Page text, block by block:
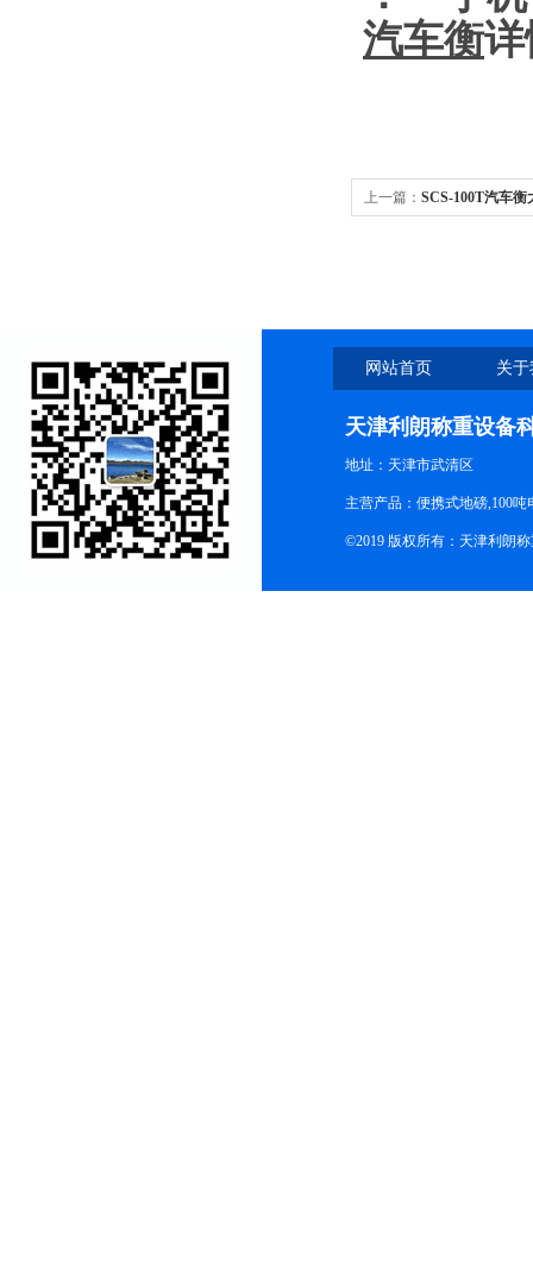
汽车衡
上一篇： SCS-100T汽车
网站首页 关
天津利朗称重设备
地址：天津市武清区
主营产品：便携式地磅,100
©2019 版权所有：天津利朗